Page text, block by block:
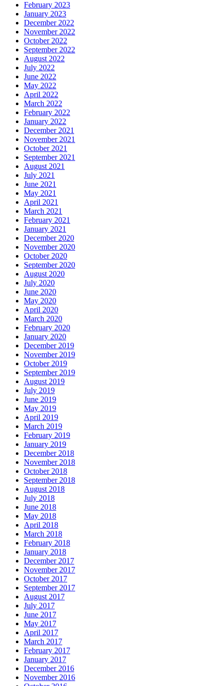
February 2023
January 2023
December 2022
November 2022
October 2022
September 2022
August 2022
July 2022
June 2022
May 2022
April 2022
March 2022
February 2022
January 2022
December 2021
November 2021
October 2021
September 2021
August 2021
July 2021
June 2021
May 2021
April 2021
March 2021
February 2021
January 2021
December 2020
November 2020
October 2020
September 2020
August 2020
July 2020
June 2020
May 2020
April 2020
March 2020
February 2020
January 2020
December 2019
November 2019
October 2019
September 2019
August 2019
July 2019
June 2019
May 2019
April 2019
March 2019
February 2019
January 2019
December 2018
November 2018
October 2018
September 2018
August 2018
July 2018
June 2018
May 2018
April 2018
March 2018
February 2018
January 2018
December 2017
November 2017
October 2017
September 2017
August 2017
July 2017
June 2017
May 2017
April 2017
March 2017
February 2017
January 2017
December 2016
November 2016